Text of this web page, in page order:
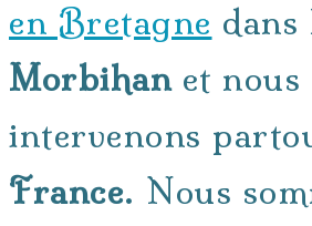
en Bretagne dans
Morbihanet nous
intervenons
France. Nous